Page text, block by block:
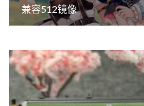
兼容512镜像